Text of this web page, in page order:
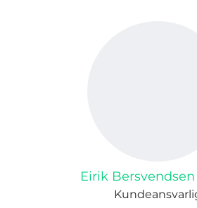
Eirik